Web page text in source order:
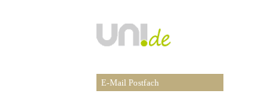
E-Mail Postfach